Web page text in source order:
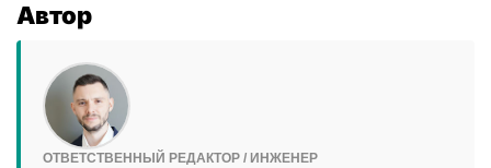
Автор
ОТВЕТСТВЕННЫЙ РЕДАКТОР / ИНЖЕНЕР